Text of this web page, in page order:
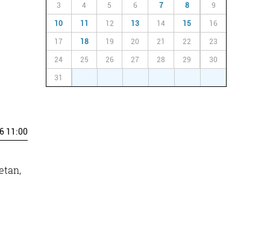
11:00
3 4 5 6 7 8 9
10 11 12 13 14 15 16
17 18 19 20 21 22 23
24 25 26 27 28 29 30
31